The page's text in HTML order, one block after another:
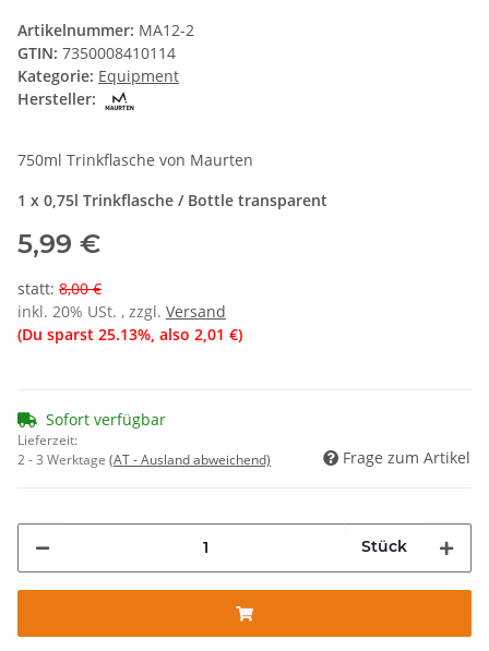
Artikelnummer: MA12-2
GTIN: 7350008410114
Kategorie: Equipment
Hersteller:
750ml Trinkflasche von Maurten
1 x 0,75l Trinkflasche / Bottle transparent
5,99 €
statt: 8,00 €
inkl. 20% USt. , zzgl. Versand
(Du sparst 25.13% , also 2,01 €)
Sofort verfügbar
Lieferzeit:
2 - 3 Werktage (AT - Ausland abweichend) Frage zum Artikel
Stück